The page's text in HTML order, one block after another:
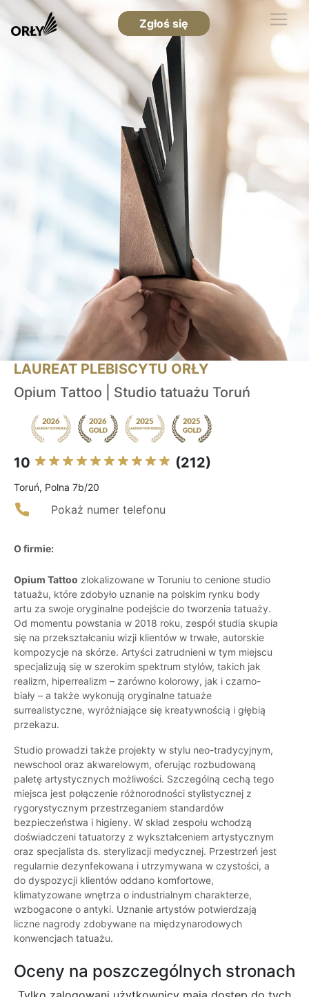
Zgłoś się
LAUREAT PLEBISCYTU ORŁY
Opium Tattoo | Studio tatuażu Toruń
10 (212)
Toruń, Polna 7b/20
Pokaż numer telefonu
O firmie:
Opium Tattoo zlokalizowane w Toruniu to cenione studio
tatuażu, które zdobyło uznanie na polskim rynku body
artu za swoje oryginalne podejście do tworzenia tatuaży.
Od momentu powstania w 2018 roku, zespół studia skupia
się na przekształcaniu wizji klientów w trwałe, autorskie
kompozycje na skórze. Artyści zatrudnieni w tym miejscu
specjalizują się w szerokim spektrum stylów, takich jak
realizm, hiperrealizm – zarówno kolorowy, jak i czarno-
biały – a także wykonują oryginalne tatuaże
surrealistyczne, wyróżniające się kreatywnością i głębią
przekazu.
Studio prowadzi także projekty w stylu neo-tradycyjnym,
newschool oraz akwarelowym, oferując rozbudowaną
paletę artystycznych możliwości. Szczególną cechą tego
miejsca jest połączenie różnorodności stylistycznej z
rygorystycznym przestrzeganiem standardów
bezpieczeństwa i higieny. W skład zespołu wchodzą
doświadczeni tatuatorzy z wykształceniem artystycznym
oraz specjalista ds. sterylizacji medycznej. Przestrzeń jest
regularnie dezynfekowana i utrzymywana w czystości, a
do dyspozycji klientów oddano komfortowe,
klimatyzowane wnętrza o industrialnym charakterze,
wzbogacone o antyki. Uznanie artystów potwierdzają
liczne nagrody zdobywane na międzynarodowych
konwencjach tatuażu.
Oceny na poszczególnych stronach